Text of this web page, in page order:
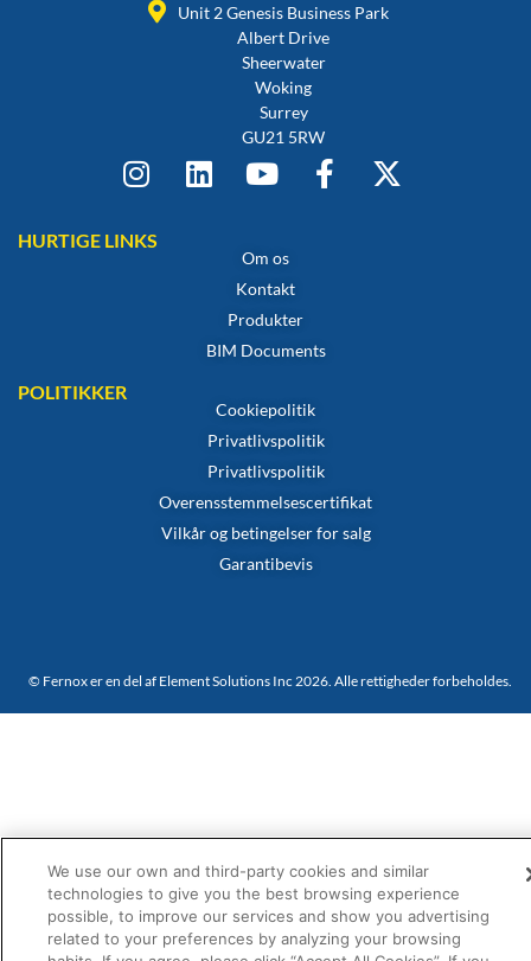
Unit 2 Genesis Business Park
Albert Drive
Sheerwater
Woking
Surrey
GU21 5RW
HURTIGE LINKS
Om os
Kontakt
Produkter
BIM Documents
POLITIKKER
Cookiepolitik
Privatlivspolitik
Privatlivspolitik
Overensstemmelsescertifikat
Vilkår og betingelser for salg
Garantibevis
© Fernox er en del af Element Solutions Inc 2026. Alle rettigheder forbeholdes.
We use our own and third-party cookies and similar
technologies to give you the best browsing experience
possible, to improve our services and show you advertising
related to your preferences by analyzing your browsing